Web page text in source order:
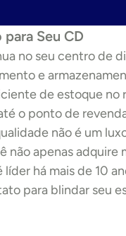
Seu CD
no seu centro de
e
de estoque
o ponto de
não é um
não apenas
há mais de 10
para blindar seu